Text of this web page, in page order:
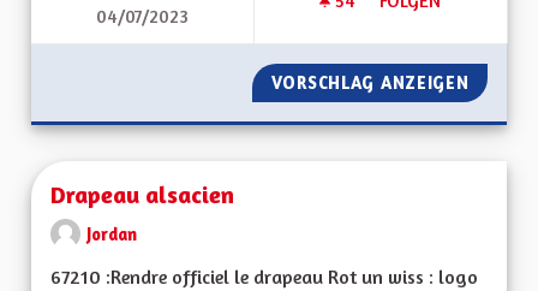
04/07/2023 L’EDUCATION :
VORSCHLAG ANZEIGEN
Drapeau alsacien
Jordan
67210 :Rendre officiel le drapeau Rot un wiss : logo